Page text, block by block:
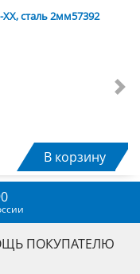
сталь 2мм57392
В корзину
ПОКУПАТЕЛЮ